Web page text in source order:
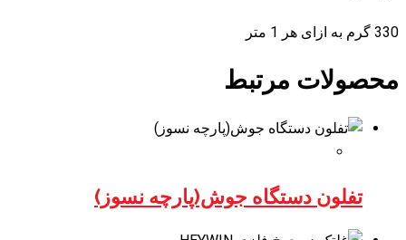
330 گرم به ازای هر 1 متر
محصولات مرتبط
تفلون دستگاه جوش(پارچه نسوز)